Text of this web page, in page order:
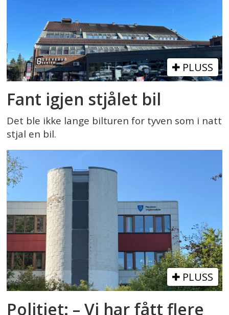
PLUSS
Fant igjen stjålet bil
Det ble ikke lange bilturen for tyven som i natt
stjal en bil.
PLUSS
Politiet: – Vi har fått flere